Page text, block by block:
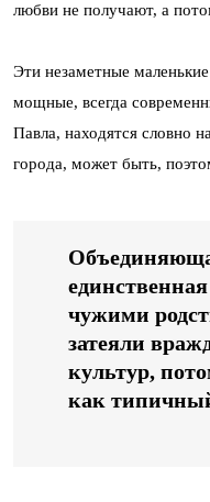
любви не получают, а
Эти незаметные
мощные, всегда
Павла, находятся словно
города, может быть,
чужими
затеяли
культур,
как